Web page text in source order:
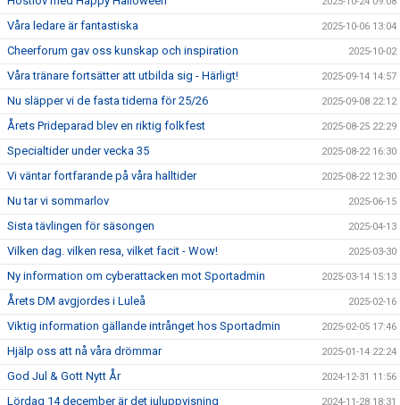
Våra ledare är fantastiska 2025-10-06 13:04
Cheerforum gav oss kunskap och inspiration 2025-10-02
Våra tränare fortsätter att utbilda sig - Härligt! 2025-09-14 14:57
Nu släpper vi de fasta tiderna för 25/26 2025-09-08 22:12
Årets Prideparad blev en riktig folkfest 2025-08-25 22:29
Specialtider under vecka 35 2025-08-22 16:30
Vi väntar fortfarande på våra halltider 2025-08-22 12:30
Nu tar vi sommarlov 2025-06-15
Sista tävlingen för säsongen 2025-04-13
Vilken dag. vilken resa, vilket facit - Wow! 2025-03-30
Ny information om cyberattacken mot Sportadmin 2025-03-14 15:13
Årets DM avgjordes i Luleå 2025-02-16
Viktig information gällande intrånget hos Sportadmin 2025-02-05 17:46
Hjälp oss att nå våra drömmar 2025-01-14 22:24
God Jul & Gott Nytt År 2024-12-31 11:56
Lördag 14 december är det juluppvisning 2024-11-28 18:31